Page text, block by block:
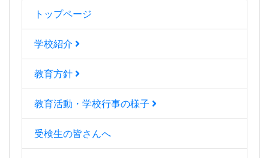
トップページ
学校紹介
教育方針
教育活動・学校行事の様子
受検生の皆さんへ